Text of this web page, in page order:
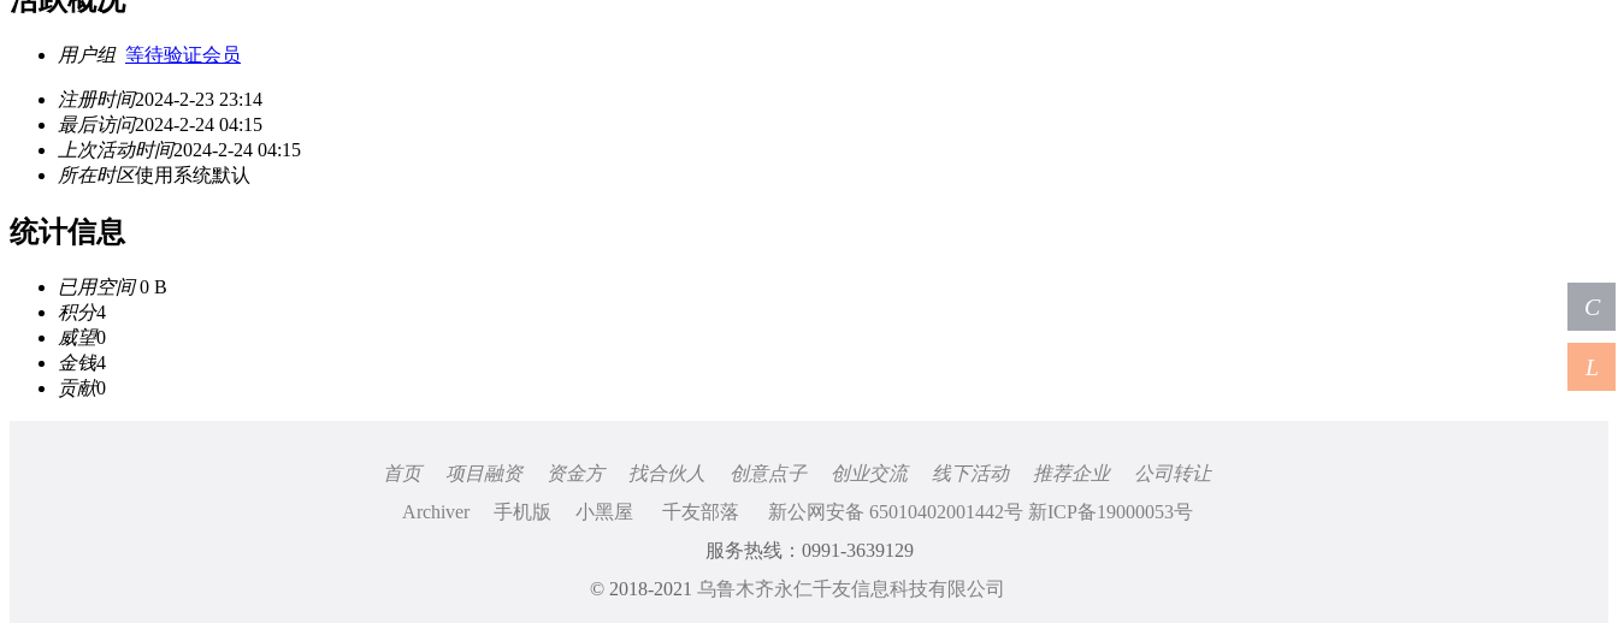
用户组 等待验证会员
注册时间2024-2-23 23:14
最后访问2024-2-24 04:15
上次活动时间2024-2-24 04:15
所在时区使用系统默认
统计信息
已用空间0 B
积分4
威望0
金钱4
贡献0
首页 项目融资 资金方 找合伙人 创意点子 创业交流 线下活动 推荐企业
公司转让
Archiver
手机版 小黑屋 千友部落
新公网安备 65010402001442号 新ICP备19000053号
服务热线：0991-3639129
© 2018-2021 乌鲁木齐永仁千友信息科技有限公司
C
L